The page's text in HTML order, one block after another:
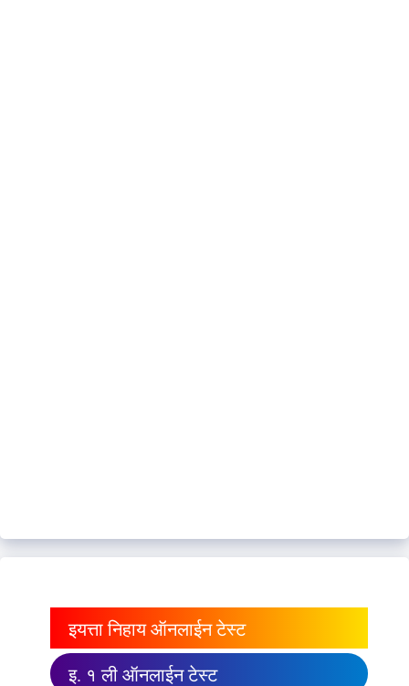
इयत्ता निहाय ऑनलाईन टेस्ट
इ. १ ली ऑनलाईन टेस्ट